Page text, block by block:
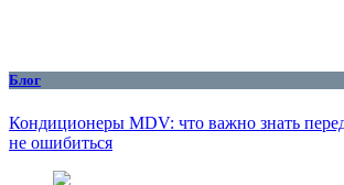
Блог
Кондиционеры MDV: что важно знать
не ошибиться